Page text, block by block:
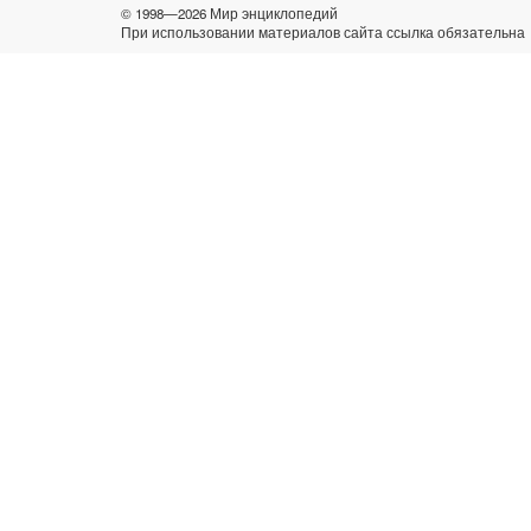
© 1998—2026 Мир энциклопедий
При использовании материалов сайта ссылка обязательна